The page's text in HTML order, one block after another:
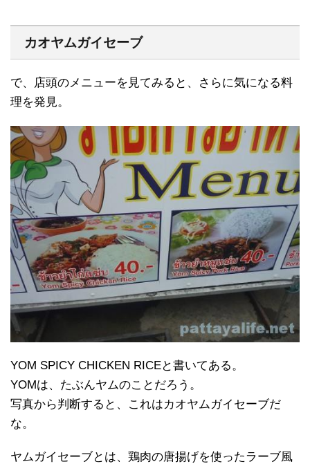
カオヤムガイセーブ
で、店頭のメニューを見てみると、さらに気になる料
理を発見。
YOM SPICY CHICKEN RICEと書いてある。
YOMは、たぶんヤムのことだろう。
写真から判断すると、これはカオヤムガイセーブだ
な。
ヤムガイセーブとは、鶏肉の唐揚げを使ったラーブ風